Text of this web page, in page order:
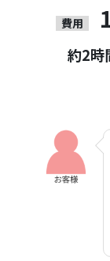
費用
約2時